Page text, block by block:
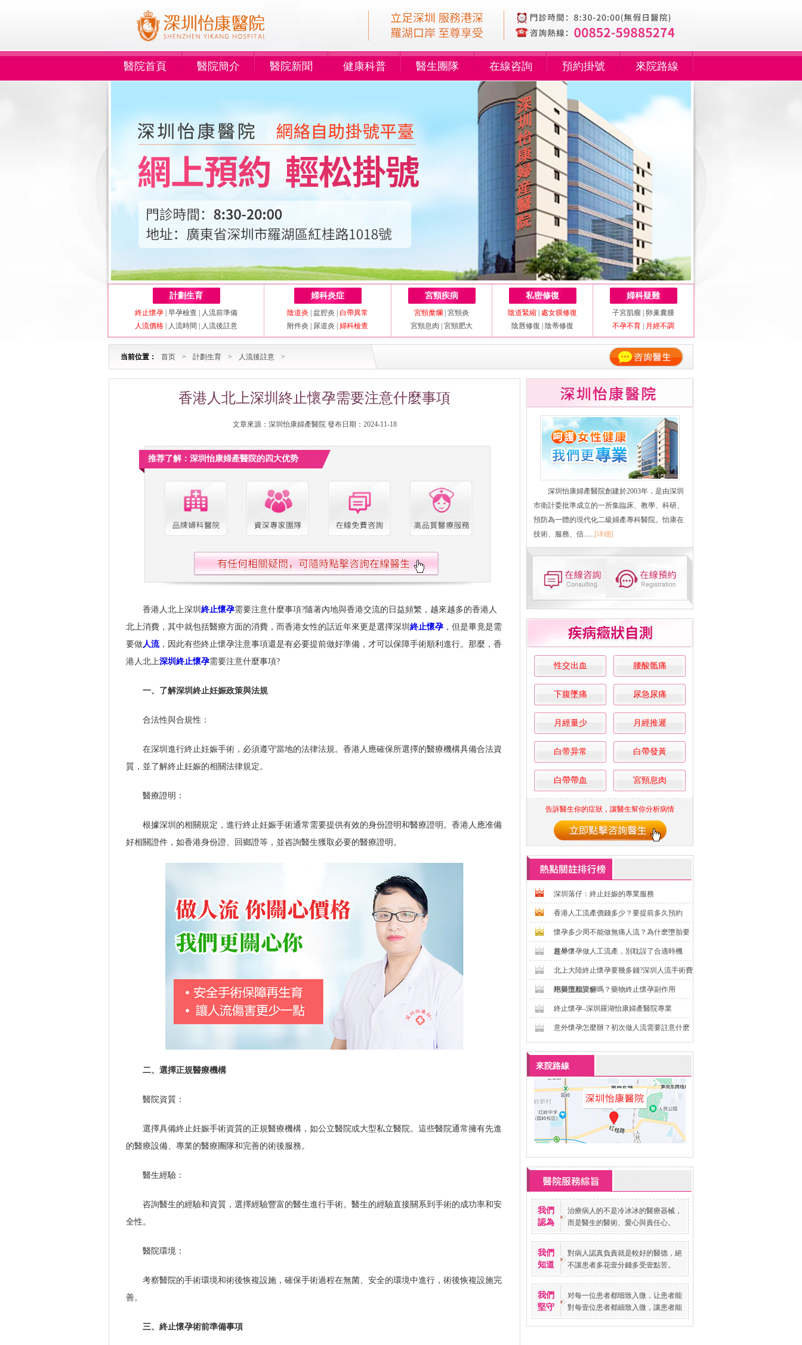
醫院首頁 醫院簡介 醫院新聞 健康科普 醫生團隊 在線咨詢 預約掛號 來院路線
計劃生育
終止懷孕 早孕檢查
人流前準備
人流價格
人流時間 人流後註意
婦科炎症
陰道炎 盆腔炎
白帶異常
附件炎
尿道炎 婦科檢查
宮頸疾病
宮頸糜爛
宮頸炎
宮頸息肉
宮頸肥大
私密修復
陰道緊縮
處女膜修復
陰唇修復
陰蒂修復
婦科疑難
子宮肌瘤
卵巢囊腫
不孕不育
月經不調
当前位置： 首页 > 計劃生育 > 人流後註意 >
香港人北上深圳終止懷孕需要注意什麼事項
文章來源：深圳怡康婦產醫院 發布日期：2024-11-18
推荐了解：深圳怡康婦產醫院的四大优势
香港人北上深圳 終止懷孕需要注意什麼事項?隨著內地與香港交流的日益頻繁，越來越多的香港人
北上消費，其中就包括醫療方面的消費，而香港女性的話近年來更是選擇深圳 終止懷孕，但是畢竟是需
要做人流，因此有些終止懷孕注意事項還是有必要提前做好準備，才可以保障手術順利進行。那麼，香
港人北上深圳終止懷孕需要注意什麼事項?
一、了解深圳終止妊娠政策與法規
合法性與合規性：
在深圳進行終止妊娠手術，必須遵守當地的法律法規。香港人應確保所選擇的醫療機構具備合法資
質，並了解終止妊娠的相關法律規定。
醫療證明：
根據深圳的相關規定，進行終止妊娠手術通常需要提供有效的身份證明和醫療證明。香港人應准備
好相關證件，如香港身份證、回鄉證等，並咨詢醫生獲取必要的醫療證明。
二、選擇正規醫療機構
醫院資質：
選擇具備終止妊娠手術資質的正規醫療機構，如公立醫院或大型私立醫院。這些醫院通常擁有先進
的醫療設備、專業的醫療團隊和完善的術後服務。
醫生經驗：
咨詢醫生的經驗和資質，選擇經驗豐富的醫生進行手術。醫生的經驗直接關系到手術的成功率和安
全性。
醫院環境：
考察醫院的手術環境和術後恢複設施，確保手術過程在無菌、安全的環境中進行，術後恢複設施完
善。
三、終止懷孕術前準備事項
深圳怡康婦產醫院創建於2003年，是由深圳
市衛計委批準成立的一所集臨床、教學、科研、
預防為一體的現代化二級婦產專科醫院。怡康在
技術、服務、信...... [详细]
性交出血 腰酸骶痛
下腹墜痛 尿急尿痛
月經量少 月經推遲
白带异常 白帶發黃
白帶帶血 宮頸息肉
告訴醫生你的症狀，讓醫生幫你分析病情
深圳落仔：終止妊娠的專業服務
香港人工流產價錢多少？要提前多久預約
懷孕多少周不能做無痛人流？為什麽墮胎要
趁早？
意外懷孕做人工流產，別耽誤了合適時機
北上大陸終止懷孕要幾多錢?深圳人流手術費
用與流程詳解
吃藥墮胎安全嗎？藥物終止懷孕副作用
終止懷孕–深圳羅湖怡康婦產醫院專業
意外懷孕怎麼辦？初次做人流需要註意什麽
來院路線
我們
認為
治療病人的不是冷冰冰的醫療器械，
而是醫生的醫術、愛心與責任心。
我們
知道
對病人認真負責就是較好的醫德，絕
不讓患者多花壹分錢多受壹點苦。
我們
堅守
对每一位患者都细致入微，让患者能
對每壹位患者都細致入微，讓患者能